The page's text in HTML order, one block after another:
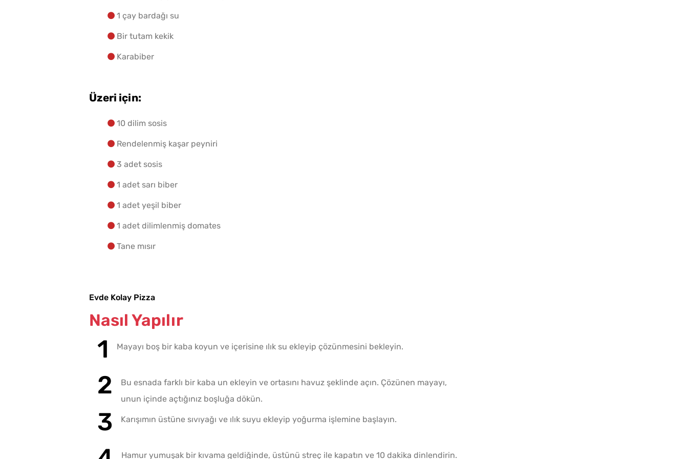
1 çay bardağı su
Bir tutam kekik
Karabiber
Üzeri için:
10 dilim sosis
Rendelenmiş kaşar peyniri
3 adet sosis
1 adet sarı biber
1 adet yeşil biber
1 adet dilimlenmiş domates
Tane mısır
Evde Kolay Pizza
Nasıl Yapılır
Mayayı boş bir kaba koyun ve içerisine ılık su ekleyip çözünmesini bekleyin.
Bu esnada farklı bir kaba un ekleyin ve ortasını havuz şeklinde açın. Çözünen mayayı,
unun içinde açtığınız boşluğa dökün.
Karışımın üstüne sıvıyağı ve ılık suyu ekleyip yoğurma işlemine başlayın.
Hamur yumuşak bir kıvama geldiğinde, üstünü streç ile kapatın ve 10 dakika dinlendirin.